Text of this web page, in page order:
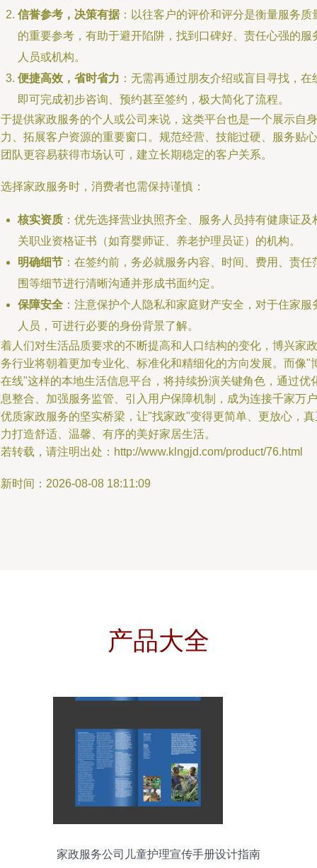
信誉参考，决策有据：以往客户的评价和评分是衡量服务质
的重要参考，有助于避开陷阱，找到口碑好、责任心强的服
人员或机构。
便捷高效，省时省力 ：无需再通过朋友介绍或盲目寻找，在
即可完成初步咨询、预约甚至签约，极大简化了流程。
提供家政服务的个人或公司来说，这类平台也是一个展示自身
、拓展客户资源的重要窗口。规范经营、技能过硬、服务贴心
队更容易获得市场认可，建立长期稳定的客户关系。
择家政服务时，消费者也需保持谨慎：
核实资质 ：优先选择营业执照齐全、服务人员持有健康证及
关职业资格证书（如育婴师证、养老护理员证）的机构。
明确细节 ：在签约前，务必就服务内容、时间、费用、责任
围等细节进行清晰沟通并形成书面约定。
保障安全 ：注意保护个人隐私和家庭财产安全，对于住家服
人员，可进行必要的身份背景了解。
人们对生活品质要求的不断提高和人口结构的变化，博兴家政
行业将朝着更加专业化、标准化和精细化的方向发展。而像"
线"这样的本地生活信息平台，将持续扮演关键角色，通过优
整合、加强服务监管、引入用户保障机制，成为连接千家万户
质家政服务的坚实桥梁，让"找家政"变得更简单、更放心，真
打造舒适、温馨、有序的美好家居生活。
转载，请注明出处：http://www.klngjd.com/product/76.html
时间：2026-08-08 18:11:09
产品大全
家政服务公司儿童护理宣传手册设计指南